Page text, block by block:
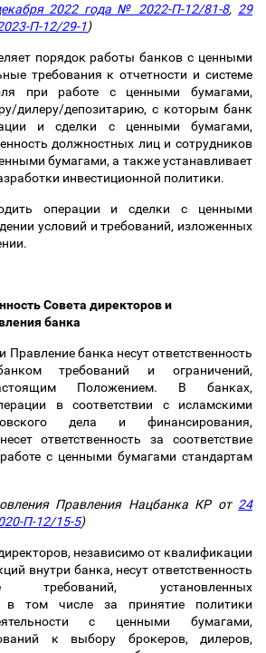
2022 года № 2022-П-12/81-8, 29
П-12/29-1)
порядок работы банков с ценными
требования к отчетности и системе
при работе с ценными бумагами,
дилеру/депозитарию, с которым банк
и сделки с ценными бумагами,
должностных лиц и сотрудников
бумагами, а также устанавливает
инвестиционной политики.
операции и сделки с ценными
условий и требований, изложенных
Совета директоров и
банка
Правление банка несут ответственность
требований и ограничений,
Положением. В банках,
в соответствии с исламскими
дела и финансирования,
ответственность за соответствие
с ценными бумагами стандартам
Правления Нацбанка КР от 24
П-12/15-5)
независимо от квалификации
внутри банка, несут ответственность
требований, установленных
в том числе за принятие политики
с ценными бумагами,
к выбору брокеров, дилеров,